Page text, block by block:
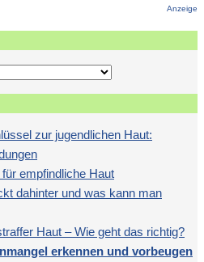
Anzeige
zur jugendlichen Haut:
empfindliche Haut
dahinter und was kann man
Haut – Wie geht das richtig?
erkennen und vorbeugen